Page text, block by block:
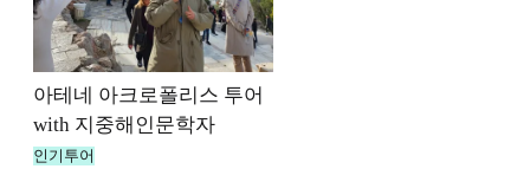
아테네 아크로폴리스 투어
with 지중해인문학자
인기투어